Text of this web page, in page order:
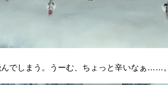
でしまう。うーむ、ちょっと辛いなぁ……。